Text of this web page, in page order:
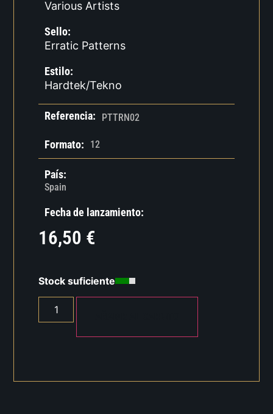
Various Artists
Sello:
Erratic Patterns
Estilo:
Hardtek/Tekno
Referencia: PTTRN02
Formato: 12
País:
Spain
Fecha de lanzamiento:
16,50 €
Stock suficiente